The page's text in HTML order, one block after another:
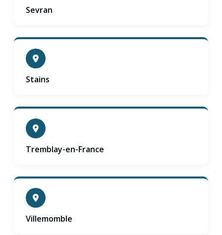
Sevran
Stains
Tremblay-en-France
Villemomble